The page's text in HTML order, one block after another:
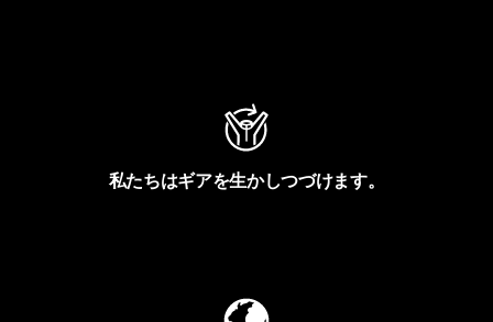
私たちはギアを生かしつづけます。